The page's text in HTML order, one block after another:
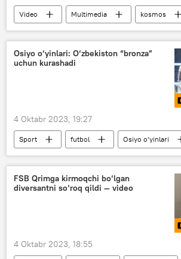
Video Multimedia kosmos
Osiyo o‘yinlari: O‘zbekiston “bronza”
uchun kurashadi
4 Oktabr 2023, 19:27
Sport futbol
Osiyo o‘yinlari
O‘zbekiston
FSB Qrimga kirmoqchi bo‘lgan
diversantni so‘roq qildi — video
4 Oktabr 2023, 18:55